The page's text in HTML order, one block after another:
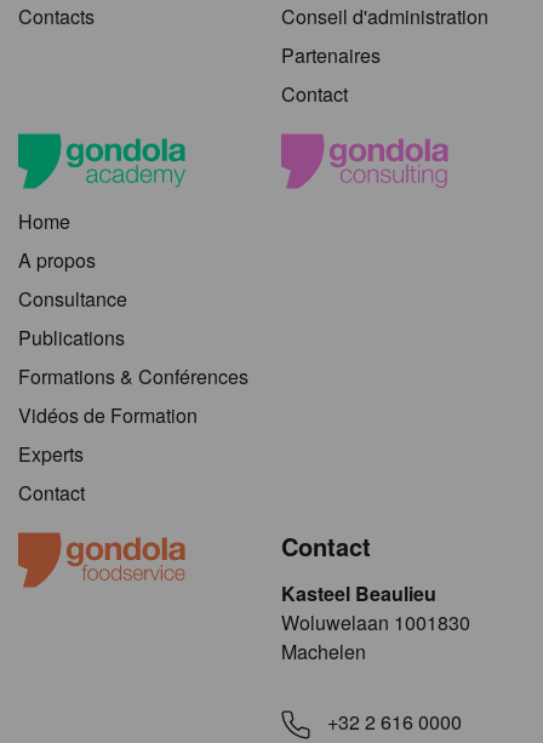
Contacts
Conseil d'administration
Partenaires
Contact
Home
A propos
Consultance
Publications
Formations & Conférences
Vidéos de Formation
Experts
Contact
Contact
Kasteel Beaulieu
​​​Woluwelaan 1001830
Machelen
+32 2 616 0000